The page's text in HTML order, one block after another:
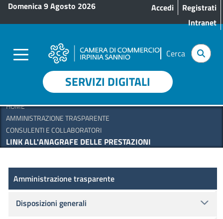
Salta al contenuto principale
Domenica 9 Agosto 2026 Menu profilo utente
Accedi
Registrati
Intranet
Cerca
SERVIZI DIGITALI
HOME
AMMINISTRAZIONE TRASPARENTE
CONSULENTI E COLLABORATORI
LINK ALL'ANAGRAFE DELLE PRESTAZIONI
Amministrazione Trasparente
Amministrazione trasparente
Disposizioni generali